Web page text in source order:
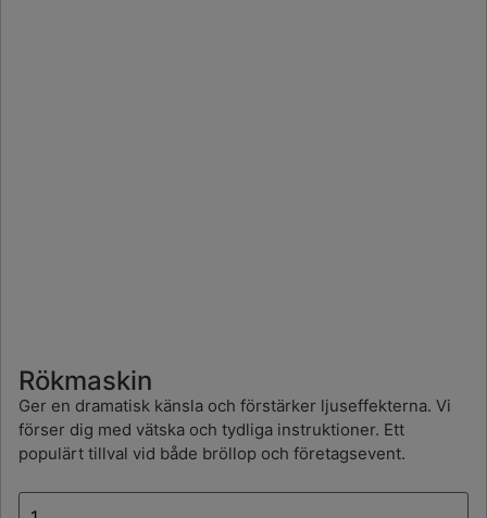
Rökmaskin
Ger en dramatisk känsla och förstärker ljuseffekterna. Vi
förser dig med vätska och tydliga instruktioner. Ett
populärt tillval vid både bröllop och företagsevent.